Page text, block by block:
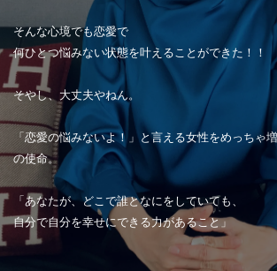
そんな心境でも恋愛で
何ひとつ悩みない状態を叶えることができた！！
そやし、大丈夫やねん。
「恋愛の悩みないよ！」と言える女性をめっちゃ
の使命。
「あなたが、どこで誰となにをしていても、
自分で自分を幸せにできる力があること」